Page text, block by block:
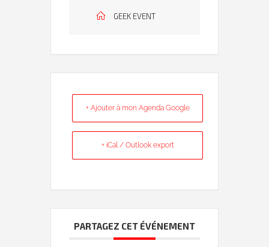
GEEK EVENT
+ Ajouter à mon Agenda Google
+ iCal / Outlook export
PARTAGEZ CET ÉVÉNEMENT